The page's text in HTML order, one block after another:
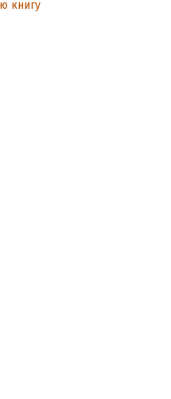
книгу